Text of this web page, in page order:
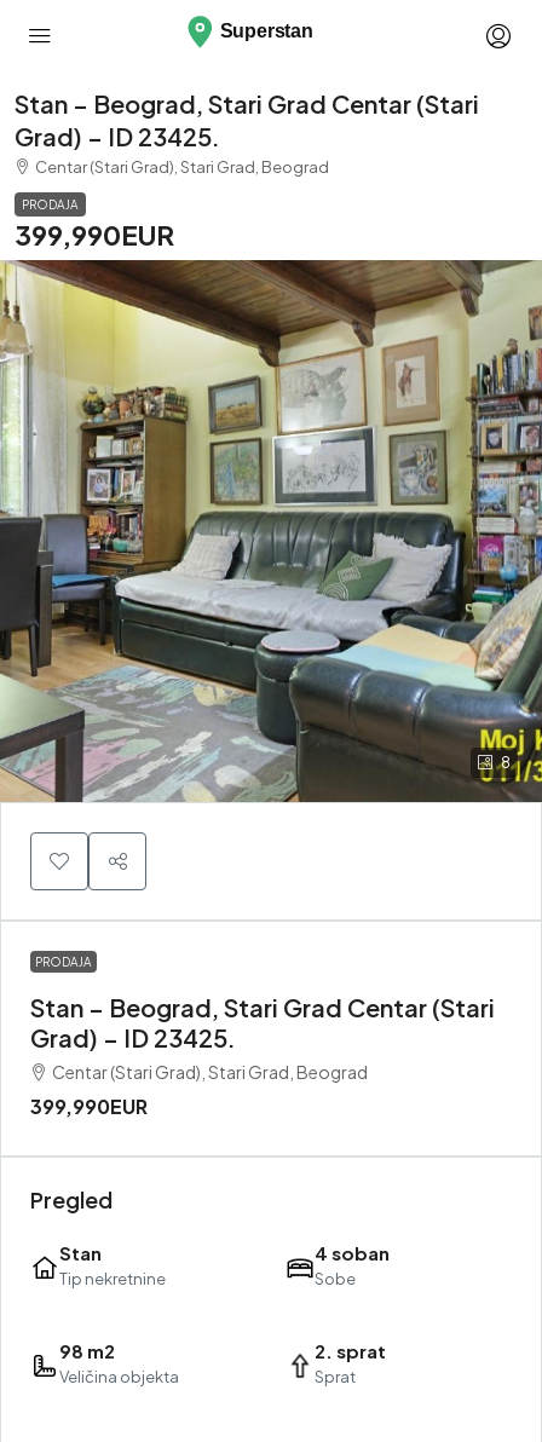
Stan – Beograd, Stari Grad Centar (Stari
Grad) – ID 23425.
Centar (Stari Grad), Stari Grad, Beograd
PRODAJA
399,990EUR
8
PRODAJA
Stan – Beograd, Stari Grad Centar (Stari
Grad) – ID 23425.
Centar (Stari Grad), Stari Grad, Beograd
399,990EUR
Pregled
Stan
Tip nekretnine
4 soban
Sobe
98 m2
Veličina objekta
2. sprat
Sprat